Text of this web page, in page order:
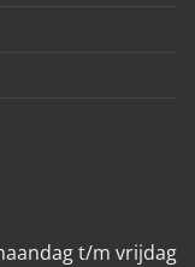
t/m vrijdag